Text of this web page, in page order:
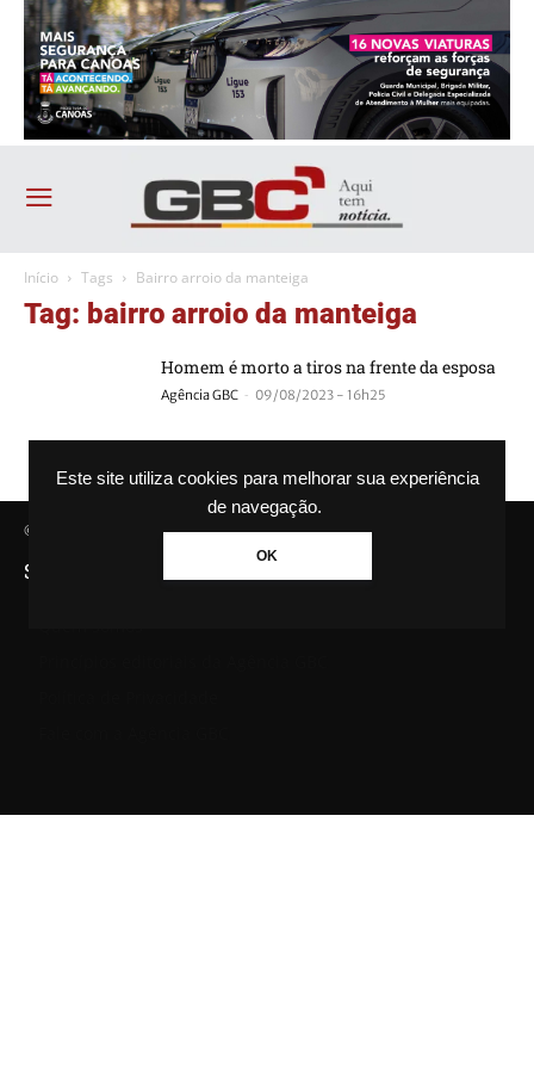
Este site utiliza cookies para melhorar sua experiência
de navegação.
OK
Início Tags Bairro arroio da manteiga
Tag: bairro arroio da manteiga
Homem é morto a tiros na frente da esposa
Agência GBC - 09/08/2023 - 16h25
© Agência GBC. Aqui tem notícia. Todos os direitos reservados.
SAIBA MAIS SOBRE A AGÊNCIA GBC